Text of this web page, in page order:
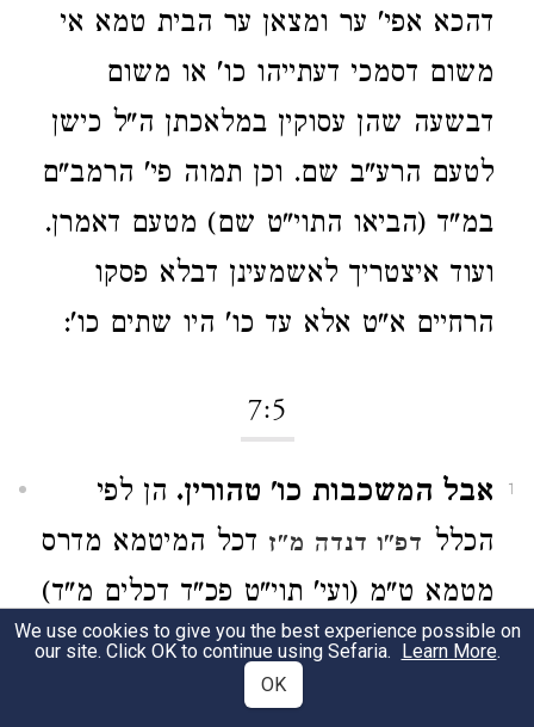
דהכא אפי' ער ומצאן ער הבית טמא אי
משום דסמכי דעתייהו כו' או משום
דבשעה שהן עסוקין במלאכתן ה"ל כישן
לטעם הרע"ב שם. וכן תמוה פי' הרמב"ם
במ"ד (הביאו התוי"ט שם) מטעם דאמרן.
ועוד איצטריך לאשמעינן דבלא פסקו
הרחיים א"ט אלא עד כו' היו שתים כו':
7:5
1 אבל המשכבות כו' טהורין. הן לפי
הכלל דפ"ו דנדה מ"ז דכל המיטמא מדרס
מטמא ט"מ (ועי' תוי"ט פכ"ד דכלים מ"ד)
צ"ל דהכא ר"ל טהורין מטומאת מדרס
אבל לא מטומאת מגע. ולשיטת הרמב"ם
We use cookies to give you the best experience possible on
our site. Click OK to continue using Sefaria. Learn More.
OK